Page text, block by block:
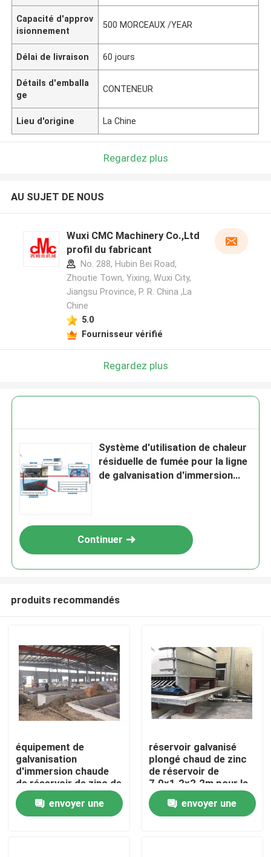
Accueil
Produits
Capacité d'approv
isionnement
500 MORCEAUX /YEAR
Délai de livraison 60 jours
Détails d'emballa
ge
CONTENEUR
Lieu d'origine La Chine
Regardez plus
AU SUJET DE NOUS
Wuxi CMC Machinery Co.,Ltd
profil du fabricant
No. 288, Hubin Bei Road,
Zhoutie Town, Yixing, Wuxi City,
Jiangsu Province, P. R. China ,La
Chine
5.0
Fournisseur vérifié
Regardez plus
Système d'utilisation de chaleur
résiduelle de fumée pour la ligne
de galvanisation d'immersion
Continuer
produits recommandés
équipement de
galvanisation
d'immersion chaude
de réservoir de zinc de
7.0x1.2x2.2m avec le
système de protection
de l'environnement
envoyer une
réservoir galvanisé
plongé chaud de zinc
de réservoir de
7.0x1.2x2.2m pour la
ligne continue de
galvanisationenvoyer une